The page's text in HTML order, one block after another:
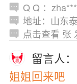
Q Q ：
地址：山东
点击查看 张
留言人
姐姐回来吧